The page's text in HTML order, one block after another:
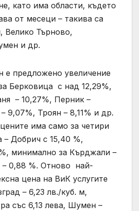
като има области, където
от месеци – такива са
Велико Търново,
и др.
е предложено увеличение
Берковица с над 12,29%,
– 10,27%, Перник –
9,07%, Троян – 8,11% и др.
има само за четири
– Добрич с 15,40 %,
минимално за Кърджали –
– 0,88 %. Отново най-
цена на ВиК услугите
– 6,23 лв./куб. м,
със 6,13 лева, Шумен –